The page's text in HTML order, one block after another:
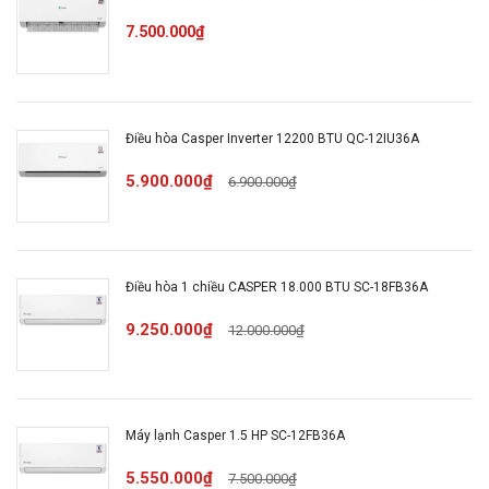
gàng hơn.
Sở hữu gam màu trắng thanh lịch cùng thiết kế tối
Dàn nóng
Được thiết kế theo dạng hộp chữ nhật quen thuộc với
7.500.000₫
Điều hòa Casper Inverter 12200 BTU QC-12IU36A
5.900.000₫ 6.900.000₫
Điều hòa 1 chiều CASPER 18.000 BTU SC-18FB36A
9.250.000₫ 12.000.000₫
Máy lạnh Casper 1.5 HP SC-12FB36A
5.550.000₫ 7.500.000₫